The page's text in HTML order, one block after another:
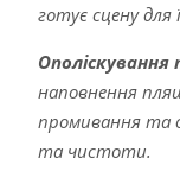
готує сцену для
наповнення
промивання та
та чистоти.